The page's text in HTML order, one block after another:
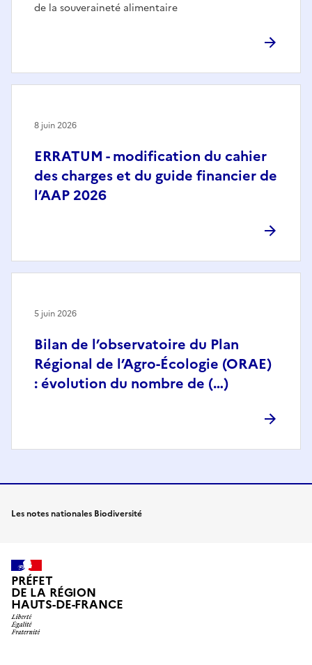
de la souveraineté alimentaire
ERRATUM - modification du cahier
des charges et du guide financier de
l’AAP 2026
8 juin 2026
Bilan de l’observatoire du Plan
Régional de l’Agro-Écologie (ORAE)
: évolution du nombre de (…)
5 juin 2026
Les notes nationales Biodiversité
PRÉFET
DE LA RÉGION
HAUTS-DE-FRANCE